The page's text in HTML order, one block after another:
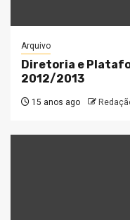
Arquivo
Diretoria e
2012/2013
15 anos ago